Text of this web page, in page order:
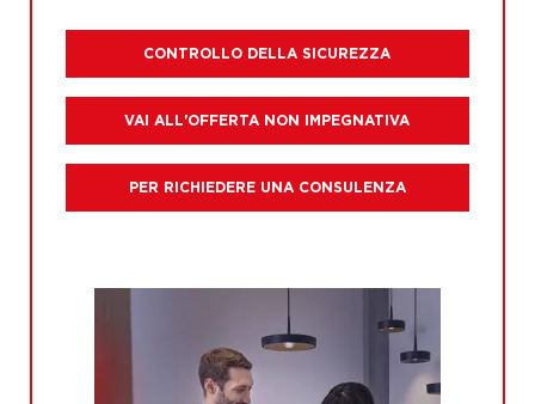
CONTROLLO DELLA SICUREZZA
VAI ALL'OFFERTA NON IMPEGNATIVA
PER RICHIEDERE UNA CONSULENZA